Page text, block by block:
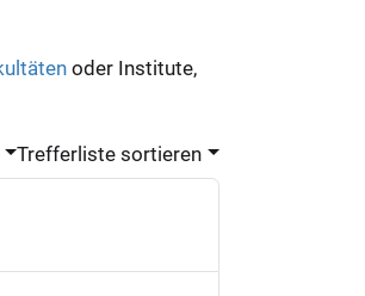
oder Institute,
Trefferliste sortieren